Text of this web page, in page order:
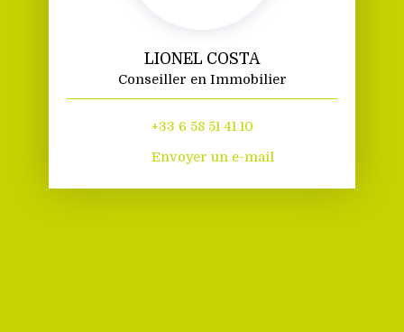
LIONEL COSTA
Conseiller en Immobilier
+33 6 58 51 41 10
Envoyer un e-mail